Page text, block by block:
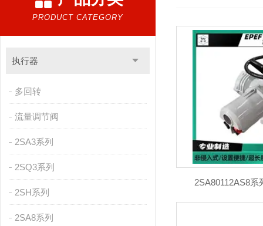
PRODUCT CATEGORY
执行器
多回转
流量调节阀
2SA3系列
2SQ3系列
2SH系列
2SA8系列
2SA80112AS8系